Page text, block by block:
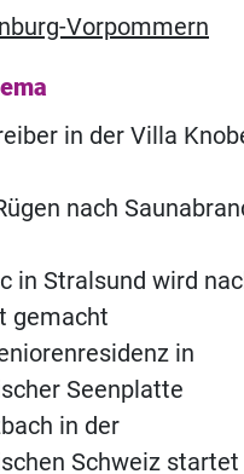
Vorpommern
in der Villa
nach
in Stralsund wird
gemacht
in
Seenplatte
in der
Schweiz startet